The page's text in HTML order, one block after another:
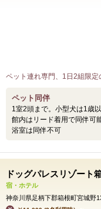
ペット連れ専門、1日2組限定
ペット同伴
1室2頭まで。小型犬は1歳
館内はリード着用で同伴可
浴室は同伴不可
ドッグパレスリゾート
宿・ホテル
神奈川県足柄下郡箱根町宮城野